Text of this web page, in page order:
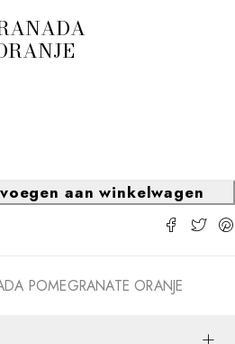
aan winkelwagen
POMEGRANATE ORANJE